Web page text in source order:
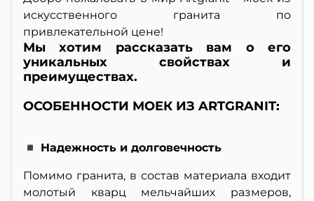
искусственного гранита по
привлекательной цене!
Мы хотим рассказать вам о его
уникальных свойствах и
преимуществах.
ОСОБЕННОСТИ МОЕК ИЗ ARTGRANIT:
◾ Надежность и долговечность
Помимо гранита, в состав материала входит
молотый кварц мельчайших размеров,